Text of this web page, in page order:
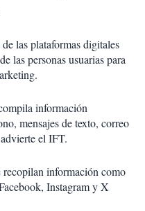
las plataformas digitales
las personas usuarias para
información
mensajes de texto, correo
el IFT.
recopilan información como
Instagram y X